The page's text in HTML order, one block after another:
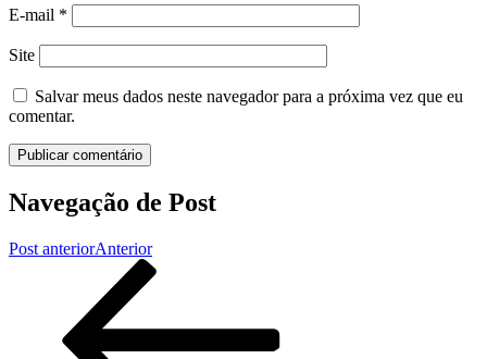
E-mail *
Site
Salvar meus dados neste navegador para a próxima vez que eu
comentar.
Navegação de Post
Post anteriorAnterior